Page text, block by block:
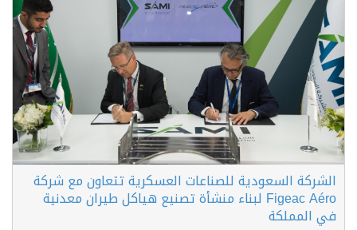
الشركة السعودية للصناعات العسكرية تتعاون مع شركة
Figeac Aéro لبناء منشأة تصنيع هياكل طيران معدنية
في المملكة